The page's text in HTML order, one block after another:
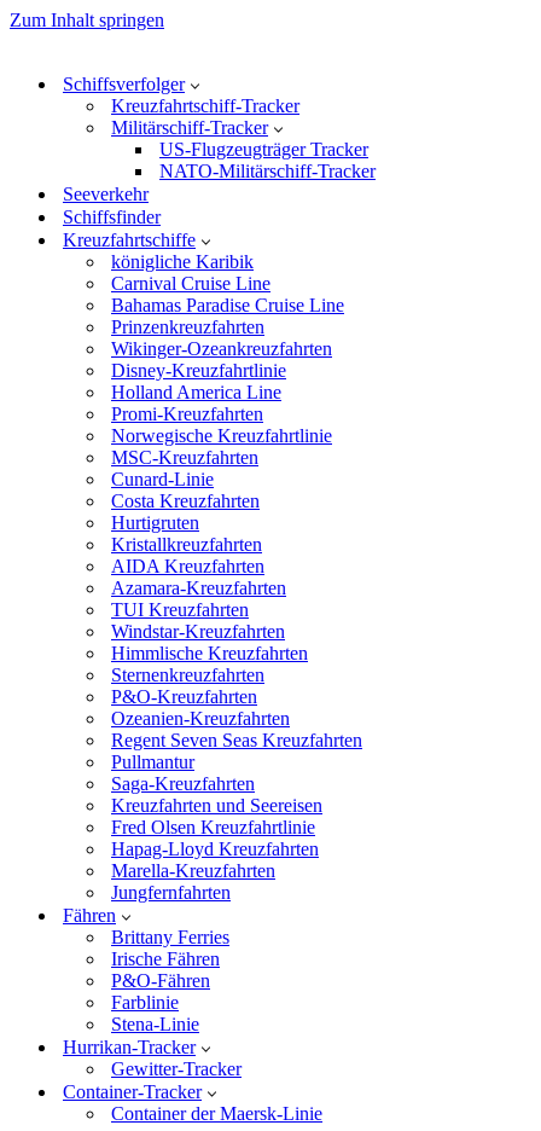
Zum Inhalt springen
Schiffsverfolger
Kreuzfahrtschiff-Tracker
Militärschiff-Tracker
US-Flugzeugträger Tracker
NATO-Militärschiff-Tracker
Seeverkehr
Schiffsfinder
Kreuzfahrtschiffe
königliche Karibik
Carnival Cruise Line
Bahamas Paradise Cruise Line
Prinzenkreuzfahrten
Wikinger-Ozeankreuzfahrten
Disney-Kreuzfahrtlinie
Holland America Line
Promi-Kreuzfahrten
Norwegische Kreuzfahrtlinie
MSC-Kreuzfahrten
Cunard-Linie
Costa Kreuzfahrten
Hurtigruten
Kristallkreuzfahrten
AIDA Kreuzfahrten
Azamara-Kreuzfahrten
TUI Kreuzfahrten
Windstar-Kreuzfahrten
Himmlische Kreuzfahrten
Sternenkreuzfahrten
P&O-Kreuzfahrten
Ozeanien-Kreuzfahrten
Regent Seven Seas Kreuzfahrten
Pullmantur
Saga-Kreuzfahrten
Kreuzfahrten und Seereisen
Fred Olsen Kreuzfahrtlinie
Hapag-Lloyd Kreuzfahrten
Marella-Kreuzfahrten
Jungfernfahrten
Fähren
Brittany Ferries
Irische Fähren
P&O-Fähren
Farblinie
Stena-Linie
Hurrikan-Tracker
Gewitter-Tracker
Container-Tracker
Container der Maersk-Linie